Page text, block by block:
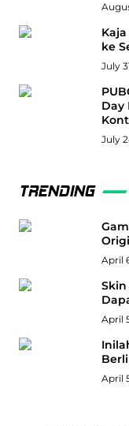
ke
July
Day
July
TRENDING
April
Skin
April
April